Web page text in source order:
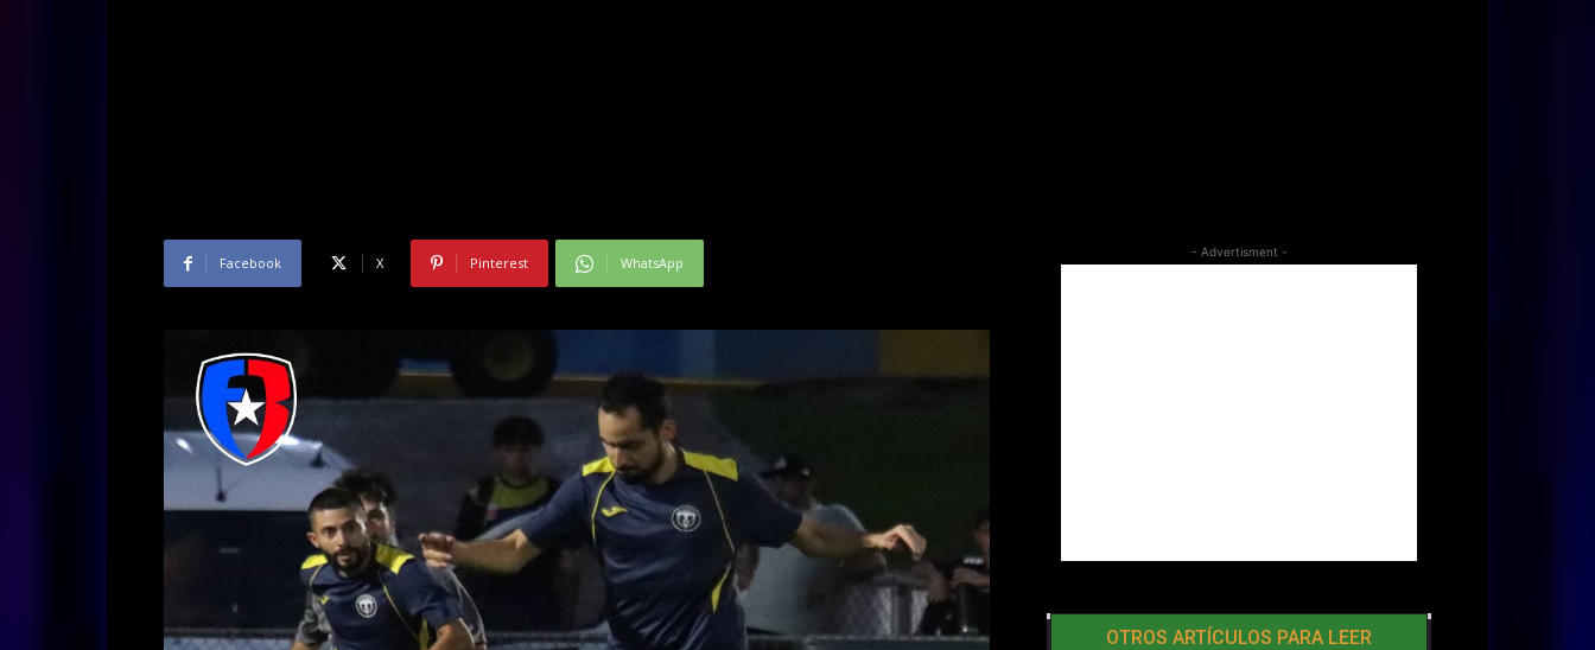
Facebook X Pinterest WhatsApp
- Advertisment -
OTROS ARTÍCULOS PARA LEER